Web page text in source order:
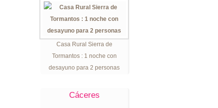
Casa Rural Sierra de
Tormantos : 1 noche con
desayuno para 2 personas
Cáceres